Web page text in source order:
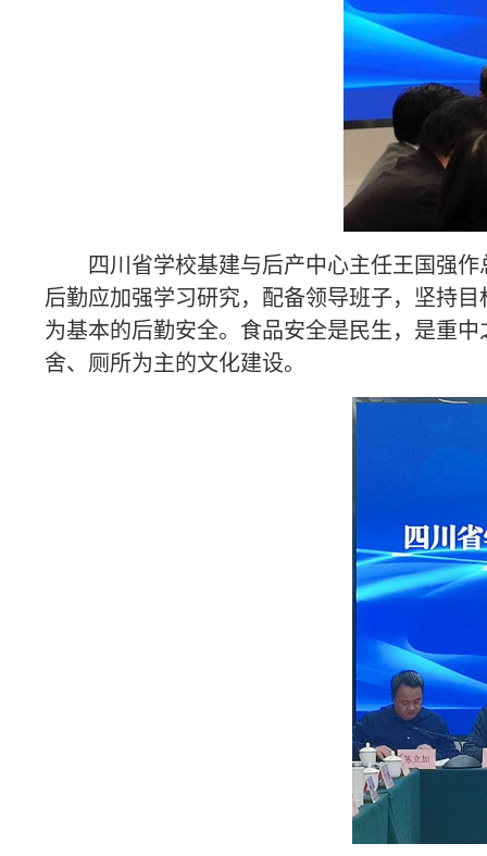
四川省学校基建与后产中心主任王国强
后勤应加强学习研究，配备领导班子，坚持
为基本的后勤安全。食品安全是民生，是重
舍、厕所为主的文化建设。